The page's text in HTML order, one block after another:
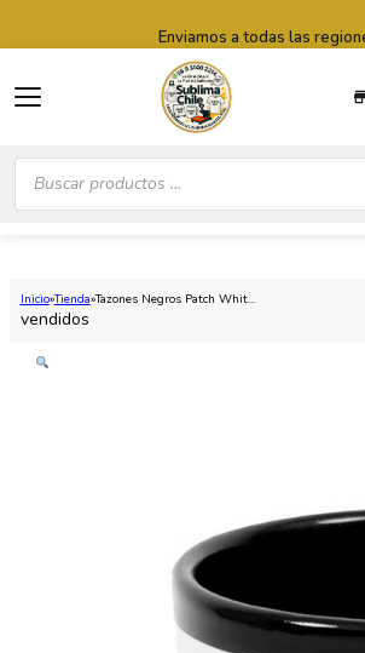
Búsqueda
productos
Enviamos a todas las
Inicio Tienda Tazones Negros Patch Whit...
vendidos